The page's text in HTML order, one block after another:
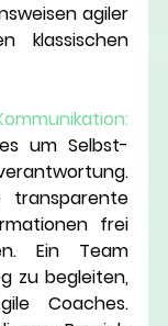
agiler
klassischen
um Selbst-
transparente
frei
Ein Team
zu begleiten,
Coaches.